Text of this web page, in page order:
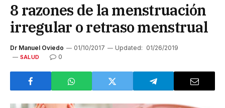
8 razones de la menstruación
irregular o retraso menstrual
Dr Manuel Oviedo 01/10/2017 Updated: 01/26/2019
SALUD 0